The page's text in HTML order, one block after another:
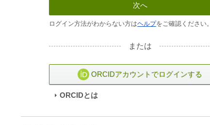
次へ
ログイン方法がわからない方はヘルプをご確認ください。
または
ORCIDアカウントでログインする
ORCIDとは